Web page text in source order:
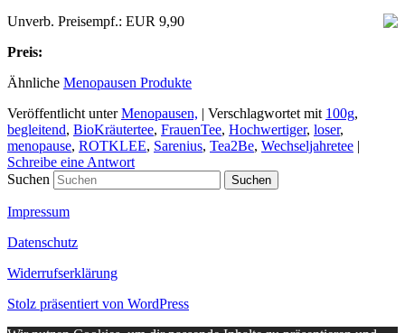
Unverb. Preisempf.: EUR 9,90
Preis:
Ähnliche Menopausen Produkte
Veröffentlicht unter Menopausen, | Verschlagwortet mit 100g,
begleitend, BioKräutertee, FrauenTee, Hochwertiger, loser,
menopause, ROTKLEE, Sarenius, Tea2Be, Wechseljahretee |
Schreibe eine Antwort
Suchen
Impressum
Datenschutz
Widerrufserklärung
Stolz präsentiert von WordPress